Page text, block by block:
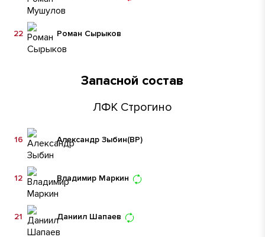
Роман Сырыков
22
Запасной состав
ЛФК Строгино
Александр Зыбин(ВР)
16
Владимир Маркин
12
Даниил Шапаев
21